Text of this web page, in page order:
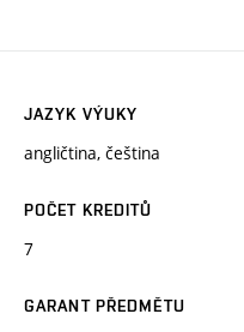
JAZYK VÝUKY
angličtina, čeština
POČET KREDITŮ
7
GARANT PŘEDMĚTU